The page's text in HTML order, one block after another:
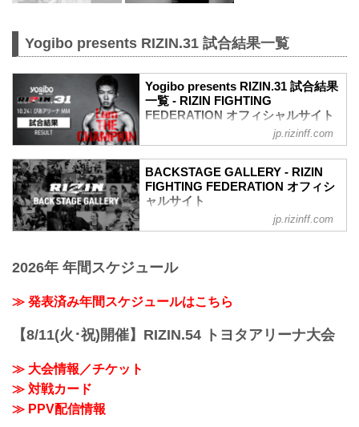
Yogibo presents RIZIN.31 試合結果一覧
Yogibo presents RIZIN.31 試合結果
一覧 - RIZIN FIGHTING
FEDERATION オフィシャルサイト
第11試合／フェザー級タイトルマッチ 斎
Full Fight | 斎藤裕 vs. 牛久絢太郎 /
Yutaka Saito vs. Juntaro Ushiku -
RIZIN.31
RIZIN MMAルール：5分 3R（66.0kg）
傷）
第10試合／スペシャルワンマッチ 浅倉カ
Full Fight ...
jp.rizinff.com
BACKSTAGE GALLERY - RIZIN
FIGHTING FEDERATION オフィシ
ャルサイト
BACKSTAGE GALLERY の記事一覧 - 格
イジン ファイティング フェデレーショ
いきます。
jp.rizinff.com
2026年 年間スケジュール
≫ 発表済み年間スケジュールはこちら
【8/11(火･祝)開催】RIZIN.54 トヨタアリーナ大会
≫ 大会情報／チケット
≫ 対戦カード
≫ PPV配信情報